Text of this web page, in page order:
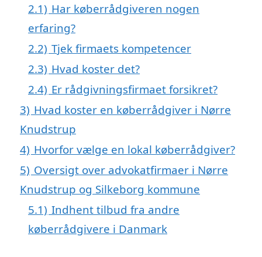
2.1) Har køberrådgiveren nogen
erfaring?
2.2) Tjek firmaets kompetencer
2.3) Hvad koster det?
2.4) Er rådgivningsfirmaet forsikret?
3) Hvad koster en køberrådgiver i Nørre
Knudstrup
4) Hvorfor vælge en lokal køberrådgiver?
5) Oversigt over advokatfirmaer i Nørre
Knudstrup og Silkeborg kommune
5.1) Indhent tilbud fra andre
køberrådgivere i Danmark